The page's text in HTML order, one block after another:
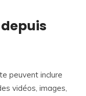
peuvent inclure
vidéos, images,